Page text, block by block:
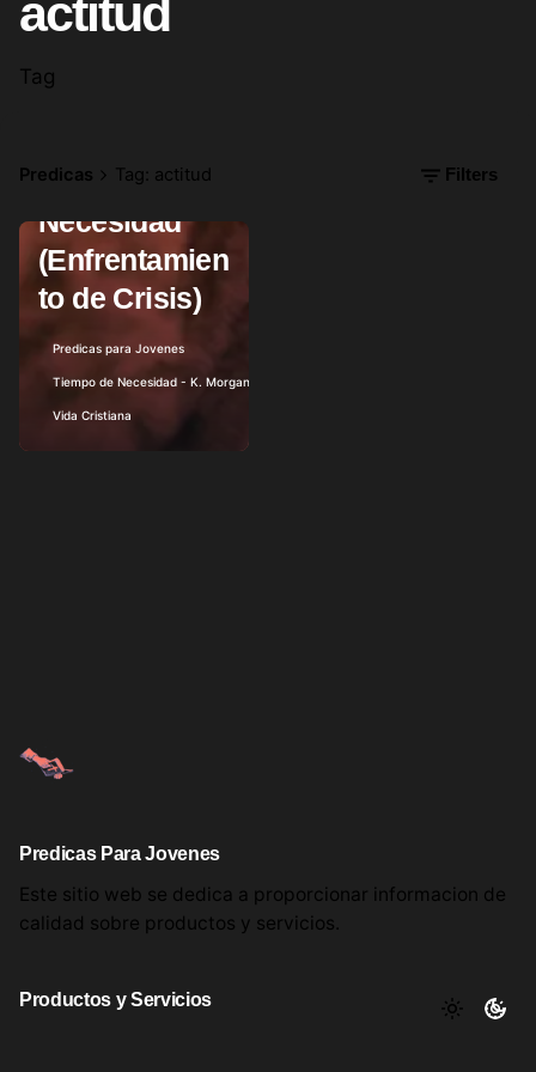
actitud
Tag
Predicas Tag: actitud Filters
Posted by
Tiempo de
Necesidad
(Enfrentamien
to de Crisis)
Predicas para Jovenes
Tiempo de Necesidad - K. Morgan
Vida Cristiana
Predicas Para Jovenes
Este sitio web se dedica a proporcionar informacion de
calidad sobre productos y servicios.
Productos y Servicios